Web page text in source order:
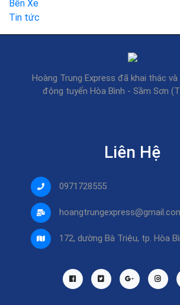
Bến Xe
Tin tức
Hoàng Trung Express đã khai thác
động tuyến Hòa Bình - Sầm Sơn
Liên Hệ
0971728555
172, dường Bà Triệu, tp. Hòa